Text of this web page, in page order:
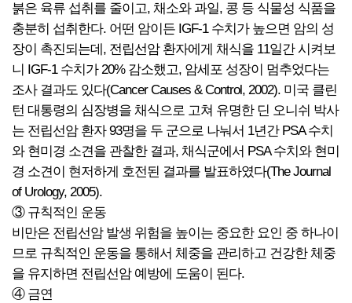
붉은 육류 섭취를 줄이고, 채소와 과일, 콩 등 식물성 식품을
충분히 섭취한다. 어떤 암이든 IGF-1 수치가 높으면 암의 성
장이 촉진되는데, 전립선암 환자에게 채식을 11일간 시켜보
니 IGF-1 수치가 20% 감소했고, 암세포 성장이 멈추었다는
조사 결과도 있다(Cancer Causes & Control, 2002). 미국 클린
턴 대통령의 심장병을 채식으로 고쳐 유명한 딘 오니쉬 박사
는 전립선암 환자 93명을 두 군으로 나눠서 1년간 PSA 수치
와 현미경 소견을 관찰한 결과, 채식군에서 PSA 수치와 현미
경 소견이 현저하게 호전된 결과를 발표하였다(The Journal
of Urology, 2005).
③ 규칙적인 운동
비만은 전립선암 발생 위험을 높이는 중요한 요인 중 하나이
므로 규칙적인 운동을 통해서 체중을 관리하고 건강한 체중
을 유지하면 전립선암 예방에 도움이 된다.
④ 금연